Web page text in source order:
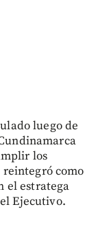
luego de
los
como
el estratega
Ejecutivo.